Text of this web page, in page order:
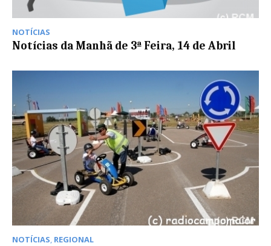
NOTÍCIAS
Notícias da Manhã de 3ª Feira, 14 de Abril
NOTÍCIAS, REGIONAL